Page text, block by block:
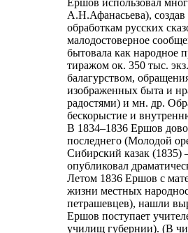
А.Н.Афанасьева),
обработкам русских
малодостоверное
бытовала как народное
тиражом ок. 350 тыс.
балагурством,
изображенных быта и
радостями) и мн. др.
бескорыстие и
В 1834–1836 Ершов
последнего (Молодой
Сибирский казак
опубликовал
Летом 1836 Ершов с
жизни местных
петрашевцев), нашли
Ершов поступает
училищ губернии). (В